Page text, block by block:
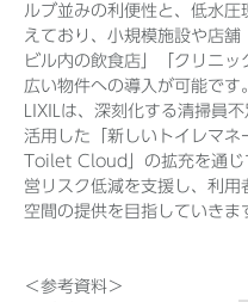
ルブ並みの利便性と、低水
えており、小規模施設や店
ビル内の飲食店」「クリニ
広い物件への導入が可能です。
LIXILは、深刻化する清掃員
活用した「新しいトイレマネ
Toilet Cloud」の拡充を通
営リスク低減を支援し、利
空間の提供を目指していきま
＜参考資料＞